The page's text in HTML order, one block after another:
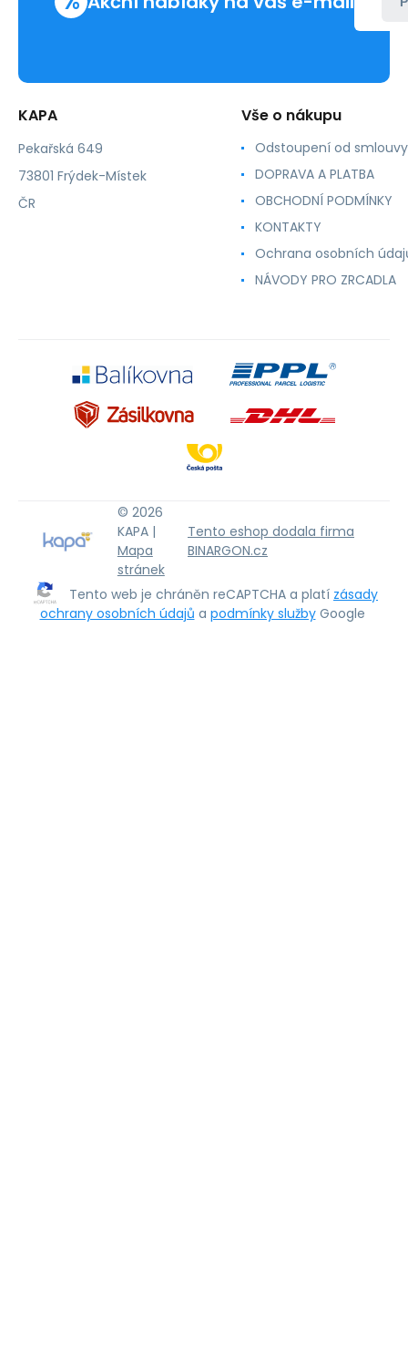
KAPA
Pekařská 649
73801 Frýdek-Místek
ČR
Vše o nákupu
Odstoupení od smlouvy
DOPRAVA A PLATBA
OBCHODNÍ PODMÍNKY
KONTAKTY
Ochrana osobních
NÁVODY PRO ZRCADLA
© 2026
KAPA |
Mapa
stránek
Tento eshop dodala firma
BINARGON.cz
Tento web je chráněn reCAPTCHA a platí zásady
ochrany osobních údajů a podmínky služby Google